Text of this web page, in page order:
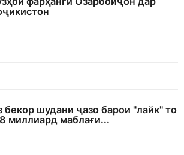
бекор шудани ҷазо барои "лайк" то
миллиард маблағи...